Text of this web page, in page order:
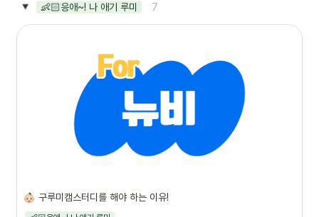
👶🏻응애~! 나 애기 루미 7
구루미캠스터디를 해야 하는 이유!